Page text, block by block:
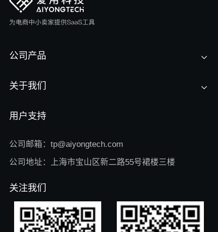
公司产品
关于我们
用户支持
公司邮箱：tp@aiyongtech.com
公司地址：上海市宝山区新二路55号裙楼三楼
关注我们